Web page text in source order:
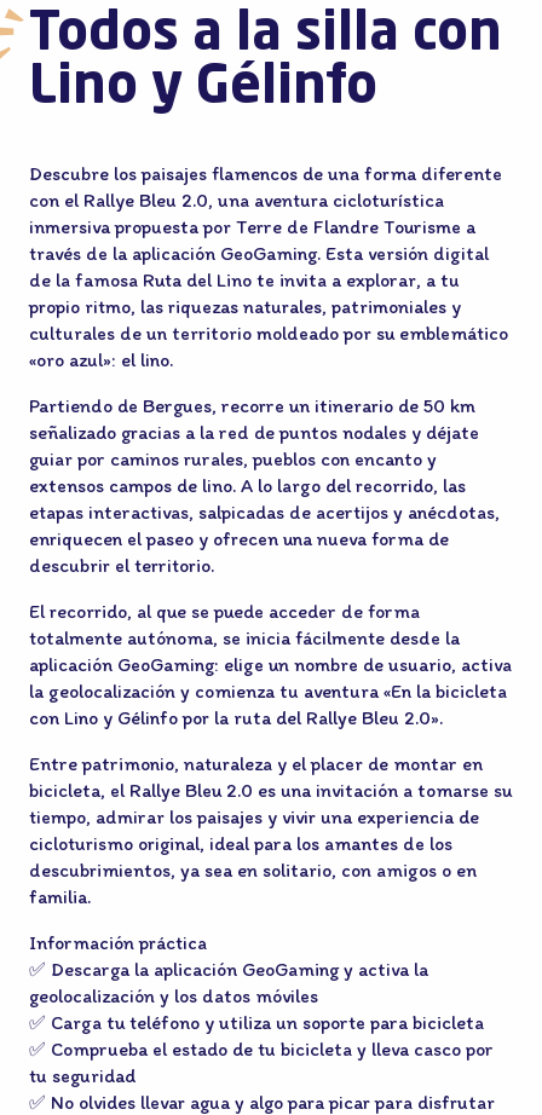
Todos a la silla con
Lino y Gélinfo
Descubre los paisajes flamencos de una forma diferente
con el Rallye Bleu 2.0, una aventura cicloturística
inmersiva propuesta por Terre de Flandre Tourisme a
través de la aplicación GeoGaming. Esta versión digital
de la famosa Ruta del Lino te invita a explorar, a tu
propio ritmo, las riquezas naturales, patrimoniales y
culturales de un territorio moldeado por su emblemático
«oro azul»: el lino.
Partiendo de Bergues, recorre un itinerario de 50 km
señalizado gracias a la red de puntos nodales y déjate
guiar por caminos rurales, pueblos con encanto y
extensos campos de lino. A lo largo del recorrido, las
etapas interactivas, salpicadas de acertijos y anécdotas,
enriquecen el paseo y ofrecen una nueva forma de
descubrir el territorio.
El recorrido, al que se puede acceder de forma
totalmente autónoma, se inicia fácilmente desde la
aplicación GeoGaming: elige un nombre de usuario, activa
la geolocalización y comienza tu aventura «En la bicicleta
con Lino y Gélinfo por la ruta del Rallye Bleu 2.0».
Entre patrimonio, naturaleza y el placer de montar en
bicicleta, el Rallye Bleu 2.0 es una invitación a tomarse su
tiempo, admirar los paisajes y vivir una experiencia de
cicloturismo original, ideal para los amantes de los
descubrimientos, ya sea en solitario, con amigos o en
familia.
Información práctica
✅ Descarga la aplicación GeoGaming y activa la
geolocalización y los datos móviles
✅ Carga tu teléfono y utiliza un soporte para bicicleta
✅ Comprueba el estado de tu bicicleta y lleva casco por
tu seguridad
✅ No olvides llevar agua y algo para picar para disfrutar